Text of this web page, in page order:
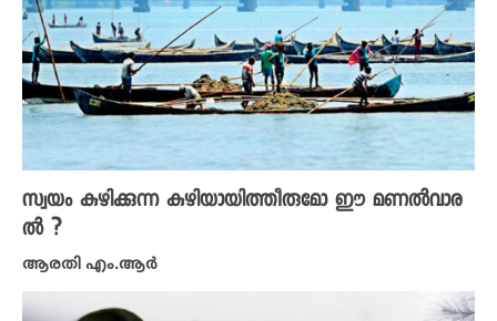
സ്വയം കുഴിക്കുന്ന കുഴിയായിത്തീരുമോ ഈ മണൽവാര
ൽ ?
ആരതി എം.ആർ